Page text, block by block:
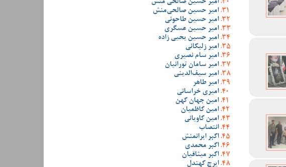
امیر حسین صالحی منش
امیر حسین صالحی‌منش
امیر حسین طاحونی
امیر حسین عسگری
امیر حسین یحیی زاده
امیر زلیکانی
امیر سام نصیری
امیر سامان تورانیان
امیر سیف‌الدینی
امیر طاهر
امیری خراسانی
امین جهان کهن
امین کاظمیان
امین کاویانی
انتصاب
اکبر ایرانمنش
اکبر محمدی
اکبر میثاقیان
ایرج کهندل